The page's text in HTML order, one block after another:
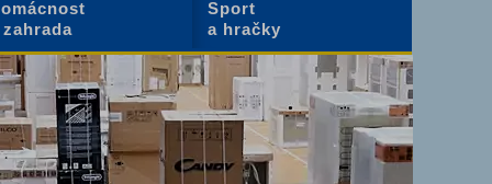
zahrada
Sport
a hračky